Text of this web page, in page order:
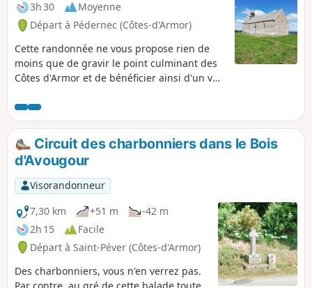
3h 30
Moyenne
Départ à Pédernec (Côtes-d'Armor)
Cette randonnée ne vous propose rien de
moins que de gravir le point culminant des
Côtes d'Armor et de bénéficier ainsi d'un vue
on prétend même qu'on peut voir la mer !
Circuit des charbonniers dans le Bois
d'Avougour
Visorandonneur
7,30 km
+51 m
-42 m
2h 15
Facile
Départ à Saint-Péver (Côtes-d'Armor)
Des charbonniers, vous n'en verrez pas.